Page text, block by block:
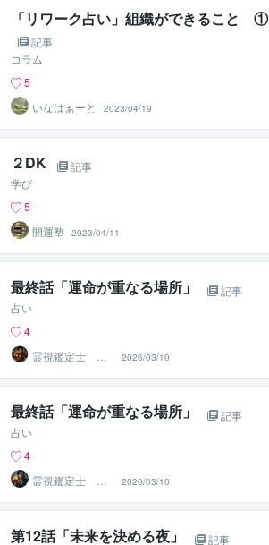
「リワーク占い」組織ができること ①
記事
コラム
5
いなはぁーと
2023/04/19
２DK
記事
学び
5
開運塾 2023/04/11
最終話「運命が重なる場所」
記事
占い
4
霊視鑑定士 昴
流PRO ※ブログ
更新中
2026/03/10
最終話「運命が重なる場所」
記事
占い
4
霊視鑑定士 昴
流（すばる）※ブ
ログ更新中
2026/03/10
第12話「未来を決める夜」 記事